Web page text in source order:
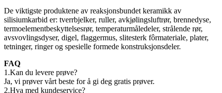
De viktigste produktene av reaksjonsbundet keramikk av
silisiumkarbid er: tverrbjelker, ruller, avkjølingsluftrør, brennedyse,
termoelementbeskyttelsesrør, temperaturmåledeler, strålende rør,
avsvovlingsdyser, digel, flaggermus, slitesterk fôrmateriale, plater,
tetninger, ringer og spesielle formede konstruksjonsdeler.
FAQ
1.Kan du levere prøve?
Ja, vi prøver vårt beste for å gi deg gratis prøver.
2.Hva med kundeservice?